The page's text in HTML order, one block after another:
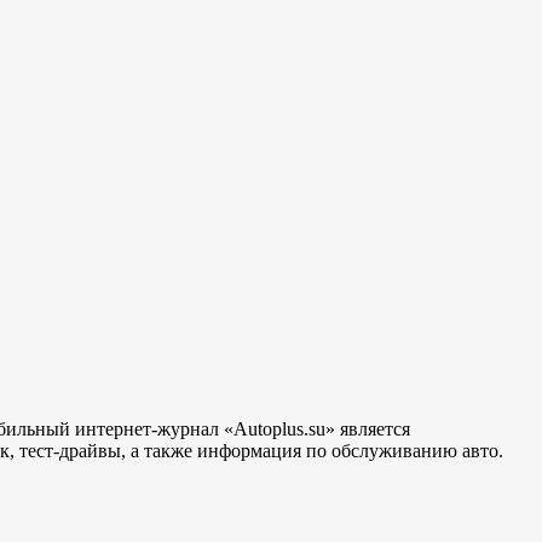
интернет-журнал «Autoplus.su» является
тест-драйвы, а также информация по обслуживанию авто.